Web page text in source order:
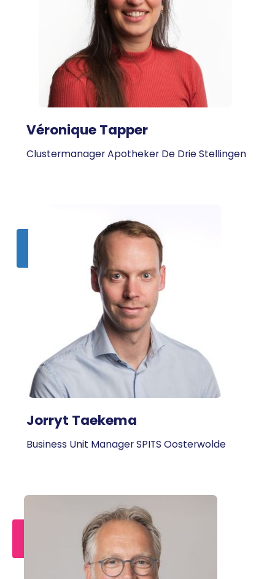
Véronique Tapper
Clustermanager Apotheker De Drie Stellingen
Jorryt Taekema
Business Unit Manager SPITS Oosterwolde